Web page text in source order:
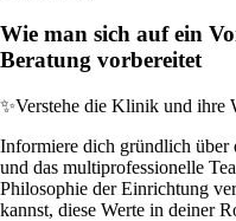
Wie man sich auf ein
Beratung vorbereitet
✨Verstehe die Klinik und ihre
Informiere dich gründlich über
und das multiprofessionelle
Philosophie der Einrichtung
kannst, diese Werte in deiner